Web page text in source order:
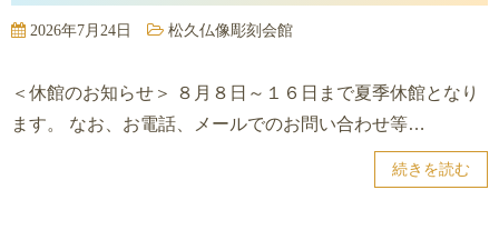
2026年7月24日 松久仏像彫刻会館
＜休館のお知らせ＞ ８月８日～１６日まで夏季休館となり
ます。 なお、お電話、メールでのお問い合わせ等…
続きを読む